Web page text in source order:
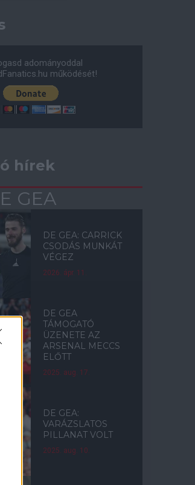
adományoddal
működését!
hírek
GEA
DE GEA: CARRICK
CSODÁS MUNKÁT
VÉGEZ
2026. ápr. 11.
DE GEA
TÁMOGATÓ
ÜZENETE AZ
ARSENAL MECCS
ELŐTT
2025. aug. 17.
DE GEA:
VARÁZSLATOS
PILLANAT VOLT
2025. aug. 10.